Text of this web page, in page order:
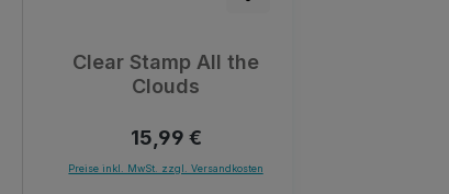
Clear Stamp All the
Clouds
Regulärer Preis:
15,99 €
Preise inkl. MwSt. zzgl. Versandkosten